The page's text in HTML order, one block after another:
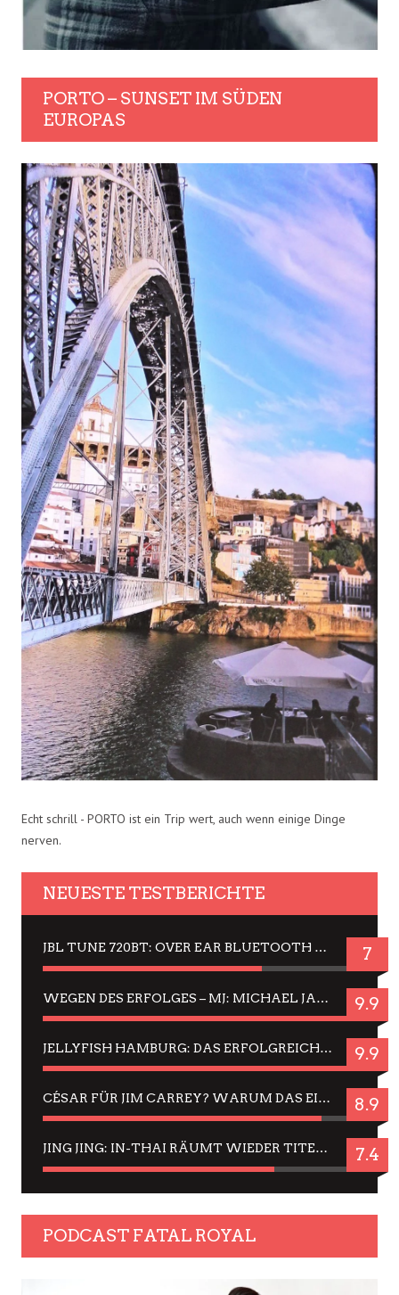
PORTO – SUNSET IM SÜDEN
EUROPAS
Echt schrill - PORTO ist ein Trip wert, auch wenn einige Dinge
nerven.
NEUESTE TESTBERICHTE
JBL TUNE 720BT: OVER EAR BLUETOOTH KOPFHÖRER UM DIE 50,-€ IM DAUER-TEST 7
WEGEN DES ERFOLGES – MJ: MICHAEL JACKSON MUSICAL IN EINER MATINEE SEHEN 9.9
JELLYFISH HAMBURG: DAS ERFOLGREICHE SOMMER-MENÜ 2025 IN GEFÜHLEN UND BILDERN 9.9
CÉSAR FÜR JIM CARREY? WARUM DAS EINER DER NERVIGSTEN ACTORS IST UND BLEIBT 8.9
JING JING: IN-THAI RÄUMT WIEDER TITEL AB – EIN ZWEI-STUNDEN-ERLEBNISBERICHT 7.4
PODCAST FATAL ROYAL